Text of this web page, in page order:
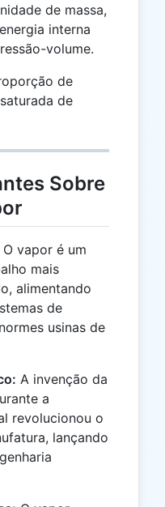
de massa,
interna
volume.
de
de
Sobre
O vapor é um
mais
alimentando
de
usinas de
A invenção da
a
revolucionou o
lançando